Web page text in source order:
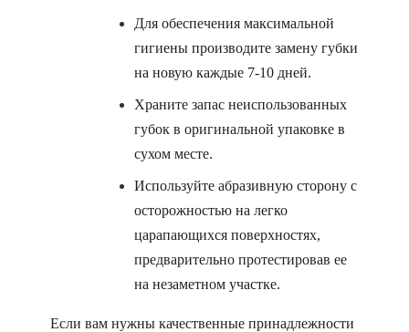
Для обеспечения максимальной
гигиены производите замену губки
на новую каждые 7-10 дней.
Храните запас неиспользованных
губок в оригинальной упаковке в
сухом месте.
Используйте абразивную сторону с
осторожностью на легко
царапающихся поверхностях,
предварительно протестировав ее
на незаметном участке.
Если вам нужны качественные принадлежности